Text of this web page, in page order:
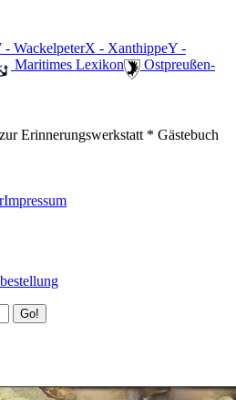
- WackelpeterX - XanthippeY -
️ Maritimes Lexikon
️ Ostpreußen-
Erinnerungswerkstatt * Gästebuch
Impressum